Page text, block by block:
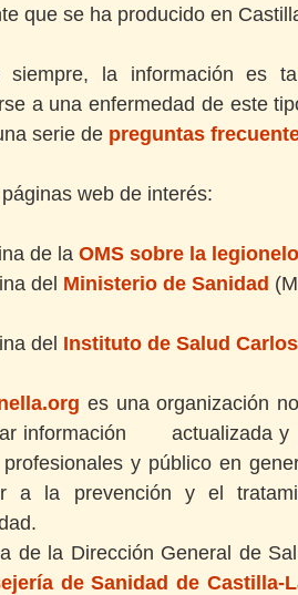
que se ha producido en
siempre, la información es
a una enfermedad de este
serie de preguntas
web de interés:
de la OMS sobre la
del Ministerio de Sanidad
del Instituto de Salud
es una organización
información actualizada y
y público en
a la prevención y el
de la Dirección General de
de Sanidad de Castilla-